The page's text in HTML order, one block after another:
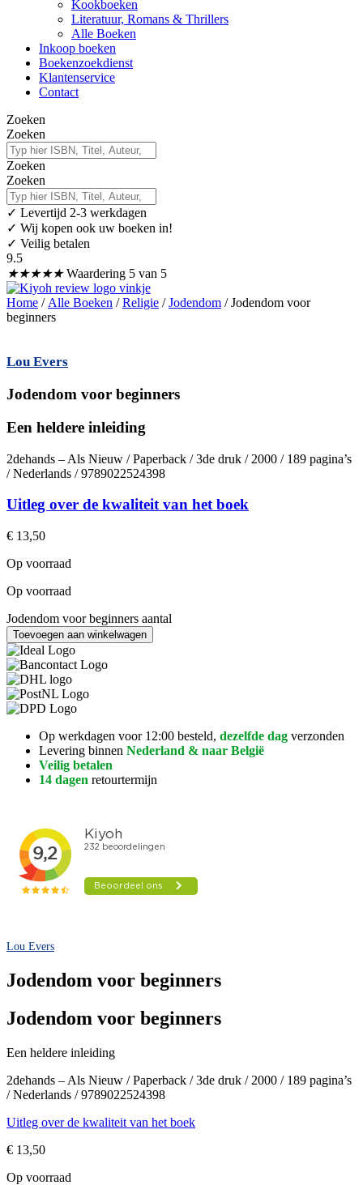
Kookboeken
Literatuur, Romans & Thrillers
Alle Boeken
Inkoop boeken
Boekenzoekdienst
Klantenservice
Contact
Zoeken
Zoeken
Zoeken
Zoeken
✓ Levertijd 2-3 werkdagen
✓ Wij kopen ook uw boeken in!
✓ Veilig betalen
9.5
★★★★★ Waardering 5 van 5
Home / Alle Boeken /Religie /Jodendom / Jodendom voor
beginners
Lou Evers
Jodendom voor beginners
Een heldere inleiding
2dehands – Als Nieuw / Paperback / 3de druk / 2000 / 189 pagina’s
/ Nederlands / 9789022524398
Uitleg over de kwaliteit van het boek
€ 13,50
Op voorraad
Op voorraad
Jodendom voor beginners aantal
Toevoegen aan winkelwagen
Op werkdagen voor 12:00 besteld, dezelfde dag verzonden
Levering binnen Nederland & naar België
Veilig betalen
14 dagen retourtermijn
Lou Evers
Jodendom voor beginners
Jodendom voor beginners
Een heldere inleiding
2dehands – Als Nieuw / Paperback / 3de druk / 2000 / 189 pagina’s
/ Nederlands / 9789022524398
Uitleg over de kwaliteit van het boek
€ 13,50
Op voorraad